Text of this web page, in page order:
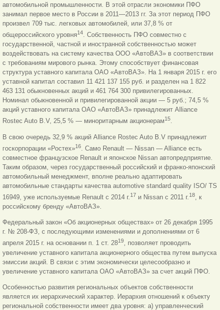
автомобильной промышленности. В этой отрасли экономики ПФО
занимал первое место в России в 2011—2013 гг. За этот период ПФО
произвел 709 тыс. легковых автомобилей, или 37,8 % от
общероссийского уровня14. Собственность ПФО совместно с
государственной, частной и иностранной собственностью может
воздействовать на систему качества ООО «АвтоВАЗ» в соответствии
с требованиям мирового рынка. Этому способствует финансовая
структура уставного капитала ОАО «АвтоВАЗ». На 1 января 2015 г. его
уставной капитал составил 11 421 137 155 руб. и разделен на 1 822
463 131 обыкновенных акций и 461 764 300 привилегированных.
Номинал обыкновенной и привилегированной акции — 5 руб.; 74,5 %
акций уставного капитала ОАО «АвтоВАЗ» принадлежит Alliance
Rostec Auto B.V, 25,5 % — миноритарным акционерам15.
В свою очередь 32,9 % акций Alliance Rostec Auto B.V принадлежит
госкорпорации «Ростех»16
. Само Renault — Nissan — Alliance есть
совместное французское Renault и японское Nissan автопредприятие.
Таким образом, через государственный российский и франко-японский
автомобильный менеджмент, вполне реально адаптировать
автомобильные стандарты качества automotive standard quality ISO/ TS
16949, уже используемые Renault с 2014 г.17 и Nissan с 2011 г.18, к
российскому бренду «АвтоВАЗ».
Федеральный закон «Об акционерных обществах» от 26 декабря 1995
г. № 208-ФЗ, с последующими изменениями и дополнениями от 6
апреля 2015 г. на основании п. 1 ст. 2819, позволяет проводить
увеличение уставного капитала акционерного общества путем выпуска
эмиссии акций. В связи с этим экономически целесообразно и
увеличение уставного капитала ОАО «АвтоВАЗ» за счет акций ПФО.
Особенностью развития региональных объектов собственности
является их иерархический характер. Иерархия отношений к объекту
региональной собственности имеет два уровня: а) управленческий